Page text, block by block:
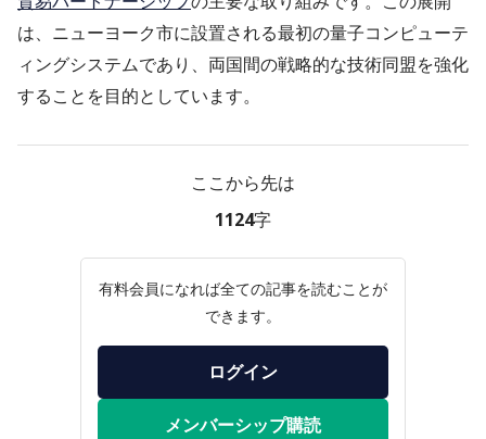
は、ニューヨーク市に設置される最初の量子コンピューテ
ィングシステムであり、両国間の戦略的な技術同盟を強化
することを目的としています。
ここから先は
1124字
有料会員になれば全ての記事を読むことが
できます。
ログイン
メンバーシップ購読